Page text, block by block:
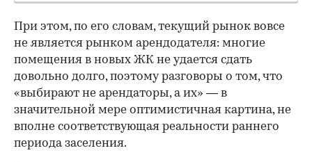
При этом, по его словам, текущий рынок вовсе
не является рынком арендодателя: многие
помещения в новых ЖК не удается сдать
довольно долго, поэтому разговоры о том, что
«выбирают не арендаторы, а их» — в
значительной мере оптимистичная картина, не
вполне соответствующая реальности раннего
периода заселения.